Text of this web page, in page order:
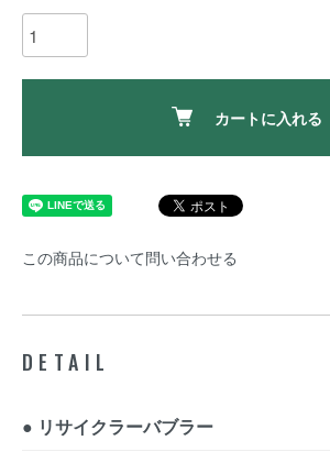
カートに入れる
この商品について問い合わせる
DETAIL
● リサイクラーバブラー